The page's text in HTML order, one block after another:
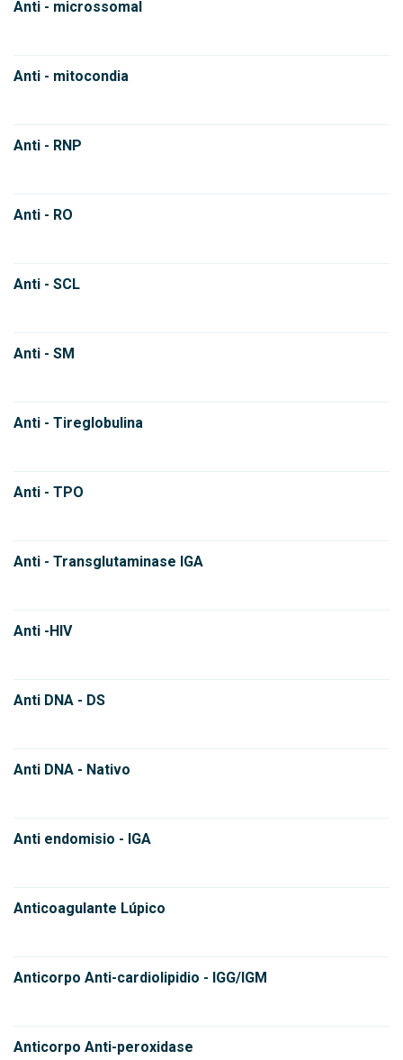
Anti - microssomal
Anti - mitocondia
Anti - RNP
Anti - RO
Anti - SCL
Anti - SM
Anti - Tireglobulina
Anti - TPO
Anti - Transglutaminase IGA
Anti -HIV
Anti DNA - DS
Anti DNA - Nativo
Anti endomisio - IGA
Anticoagulante Lúpico
Anticorpo Anti-cardiolipidio - IGG/IGM
Anticorpo Anti-peroxidase